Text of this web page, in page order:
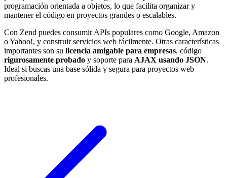
programación orientada a objetos, lo que facilita organizar y
mantener el código en proyectos grandes o escalables.
Con Zend puedes consumir APIs populares como Google, Amazon
o Yahoo!, y construir servicios web fácilmente. Otras características
importantes son su licencia amigable para empresas, código
rigurosamente probado y soporte para AJAX usando JSON.
Ideal si buscas una base sólida y segura para proyectos web
profesionales.